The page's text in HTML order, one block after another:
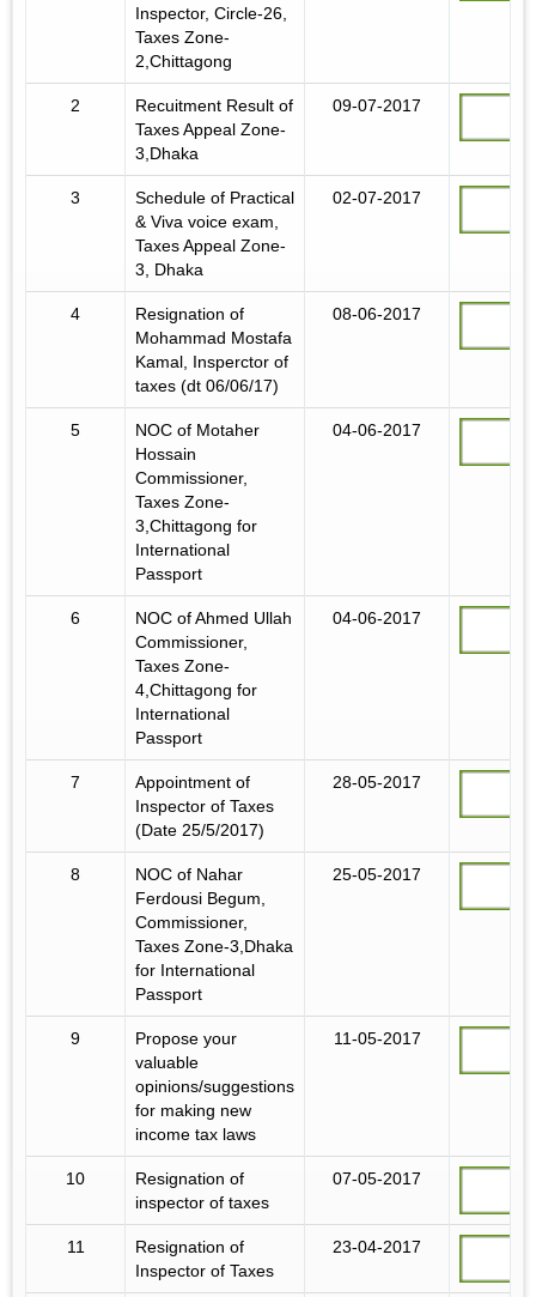
Inspector, Circle-26,
Taxes Zone-
2,Chittagong
2
Recuitment Result of
Taxes Appeal Zone-
3,Dhaka
09-07-2017
3
Schedule of Practical
& Viva voice exam,
Taxes Appeal Zone-
3, Dhaka
02-07-2017
4
Resignation of
Mohammad Mostafa
Kamal, Insperctor of
taxes (dt 06/06/17)
08-06-2017
5
NOC of Motaher
Hossain
Commissioner,
Taxes Zone-
3,Chittagong for
International
Passport
04-06-2017
6
NOC of Ahmed Ullah
Commissioner,
Taxes Zone-
4,Chittagong for
International
Passport
04-06-2017
7
Appointment of
Inspector of Taxes
(Date 25/5/2017)
28-05-2017
8
NOC of Nahar
Ferdousi Begum,
Commissioner,
Taxes Zone-3,Dhaka
for International
Passport
25-05-2017
9
Propose your
valuable
opinions/suggestions
for making new
income tax laws
11-05-2017
10
Resignation of
inspector of taxes
07-05-2017
11
Resignation of
Inspector of Taxes
23-04-2017